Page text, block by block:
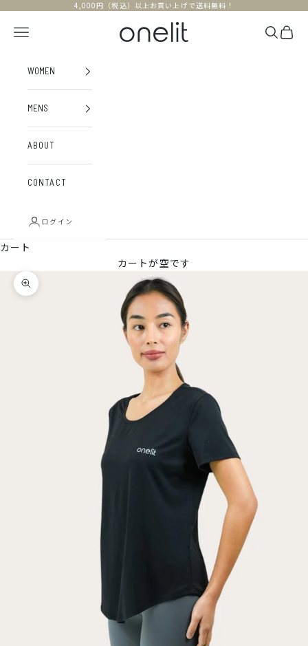
コンテンツへスキップ4,000円（税込）以上お買い上げで送料無料！
onelit
メニュー 検索カー
WOMEN
MENS
ABOUT
CONTACT
ログイン
カート
カートが空です
ズームイン